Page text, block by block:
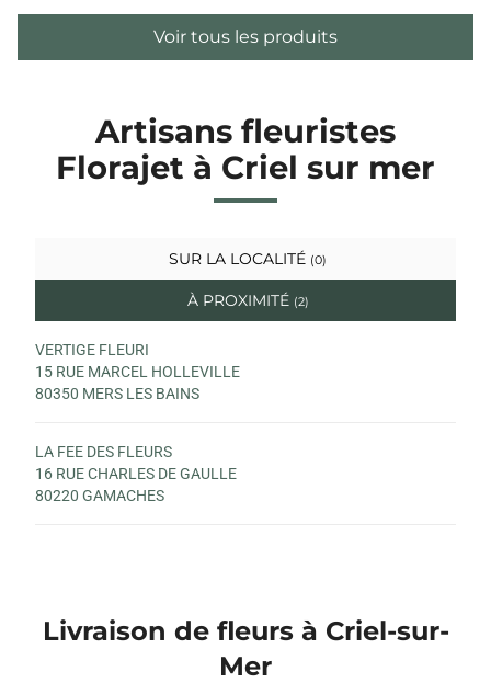
Voir tous les produits
Artisans fleuristes
Florajet à Criel sur mer
SUR LA LOCALITÉ (0)
À PROXIMITÉ (2)
VERTIGE FLEURI
15 RUE MARCEL HOLLEVILLE
80350 MERS LES BAINS
LA FEE DES FLEURS
16 RUE CHARLES DE GAULLE
80220 GAMACHES
Livraison de fleurs à Criel-sur-
Mer